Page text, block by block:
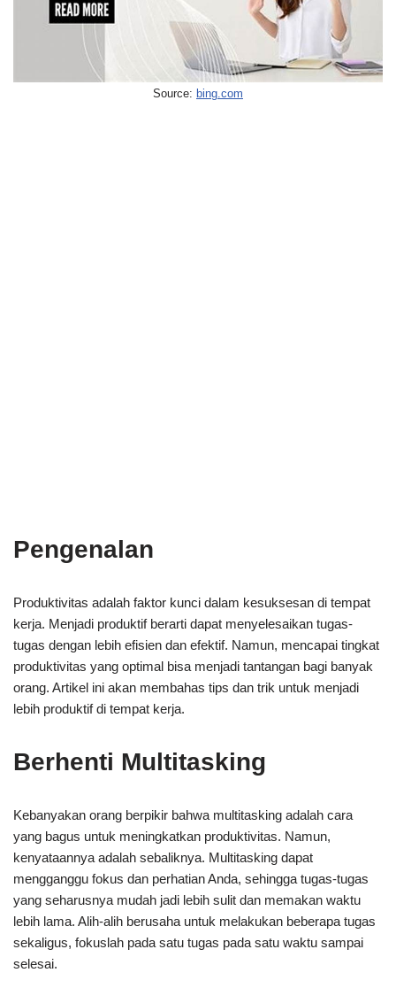
Source: bing.com
Pengenalan
Produktivitas adalah faktor kunci dalam kesuksesan di tempat
kerja. Menjadi produktif berarti dapat menyelesaikan tugas-
tugas dengan lebih efisien dan efektif. Namun, mencapai tingkat
produktivitas yang optimal bisa menjadi tantangan bagi banyak
orang. Artikel ini akan membahas tips dan trik untuk menjadi
lebih produktif di tempat kerja.
Berhenti Multitasking
Kebanyakan orang berpikir bahwa multitasking adalah cara
yang bagus untuk meningkatkan produktivitas. Namun,
kenyataannya adalah sebaliknya. Multitasking dapat
mengganggu fokus dan perhatian Anda, sehingga tugas-tugas
yang seharusnya mudah jadi lebih sulit dan memakan waktu
lebih lama. Alih-alih berusaha untuk melakukan beberapa tugas
sekaligus, fokuslah pada satu tugas pada satu waktu sampai
selesai.